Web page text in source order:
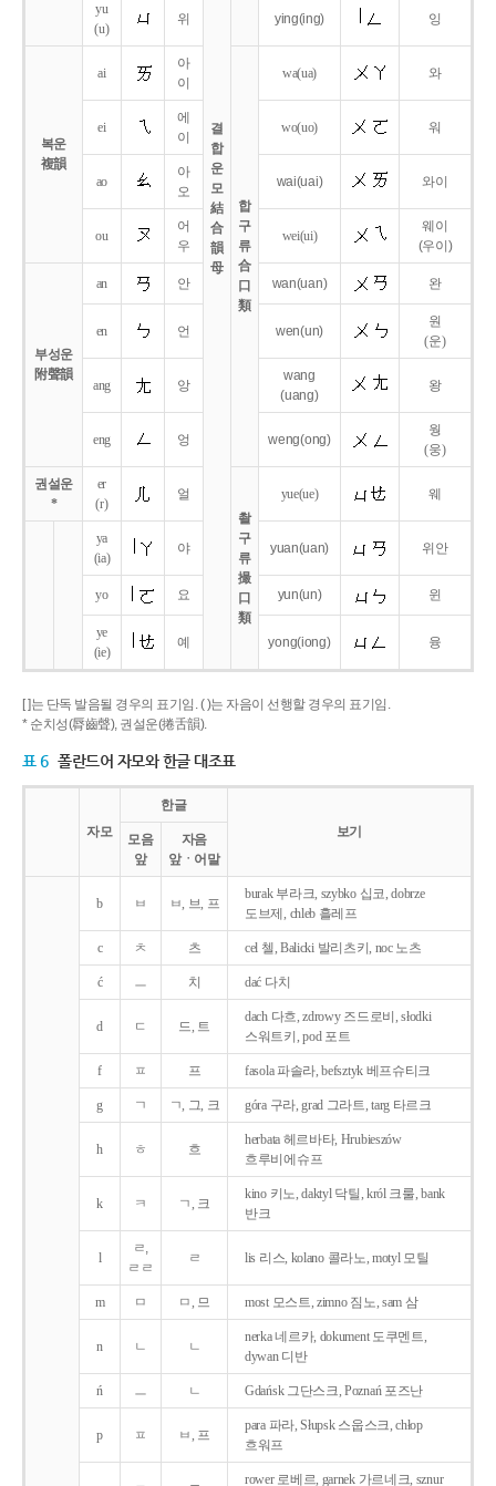
결
합
운
모
結
合
韻
母
yu
(u)
위 ying(ing) 잉
복운
複韻
ai
아
이
합
구
류
合
口
類
wa(ua) 와
ei
에
이
wo(uo) 워
ao
아
오
wai(uai) 와이
ou
어
우
wei(ui)
웨이
(우이)
부성운
附聲韻
an 안 wan(uan) 완
en 언 wen(un)
원
(운)
ang 앙
wang
(uang)
왕
eng 엉 weng(ong)
웡
(웅)
권설운
*
er
(r)
얼
촬
구
류
撮
口
類
yue(ue) 웨
ya
(ia)
야 yuan(uan) 위안
yo 요 yun(un) 윈
ye
(ie)
예 yong(iong) 융
[ ]는 단독 발음될 경우의 표기임. ( )는 자음이 선행할 경우의 표기임.
* 순치성(脣齒聲), 권설운(捲舌韻).
표 6 폴란드어 자모와 한글 대조표
자모
한글
보기
모음
앞
자음
앞ㆍ어말
b ㅂ ㅂ, 브, 프
burak 부라크, szybko 십코, dobrze
도브제, chleb 흘레프
c ㅊ 츠 cel 첼, Balicki 발리츠키, noc 노츠
ć ㅡ 치 dać 다치
d ㄷ 드, 트
dach 다흐, zdrowy 즈드로비, słodki
스워트키, pod 포트
f ㅍ 프 fasola 파솔라, befsztyk 베프슈티크
g ㄱ ㄱ, 그, 크 góra 구라, grad 그라트, targ 타르크
h ㅎ 흐
herbata 헤르바타, Hrubieszów
흐루비에슈프
k ㅋ ㄱ, 크
kino 키노, daktyl 닥틸, król 크룰, bank
반크
l
ㄹ,
ㄹㄹ
ㄹ lis 리스, kolano 콜라노, motyl 모틸
m ㅁ ㅁ, 므 most 모스트, zimno 짐노, sam 삼
n ㄴ ㄴ
nerka 네르카, dokument 도쿠멘트,
dywan 디반
ń ㅡ ㄴ Gdańsk 그단스크, Poznań 포즈난
p ㅍ ㅂ, 프
para 파라, Słupsk 스웁스크, chłop
흐워프
rower 로베르, garnek 가르네크, sznur